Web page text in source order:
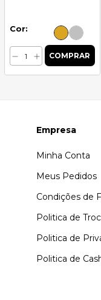
Cor:
Empresa
Minha Conta
Meus Pedidos
Condições de
Politica de
Politica de
Politica de